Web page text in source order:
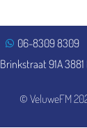
© VeluweFM
06-8309 8309
Brinkstraat 91A